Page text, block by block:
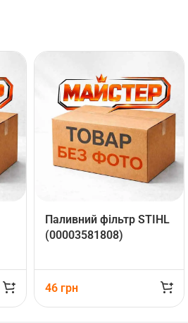
Паливний фільтр STIHL
(00003581808)
46 грн